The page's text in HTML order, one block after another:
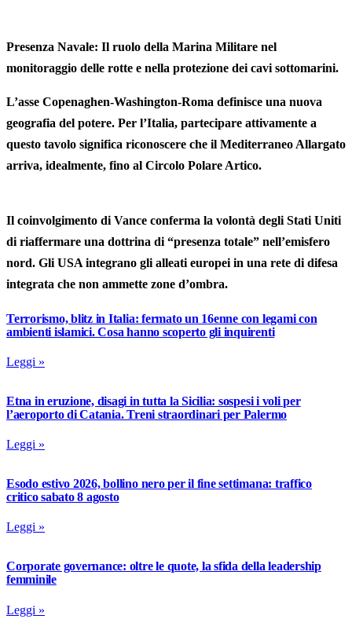
Presenza Navale: Il ruolo della Marina Militare nel
monitoraggio delle rotte e nella protezione dei cavi sottomarini.
L’asse Copenaghen-Washington-Roma definisce una nuova
geografia del potere. Per l’Italia, partecipare attivamente a
questo tavolo significa riconoscere che il Mediterraneo Allargato
arriva, idealmente, fino al Circolo Polare Artico.
Il coinvolgimento di Vance conferma la volontà degli Stati Uniti
di riaffermare una dottrina di “presenza totale” nell’emisfero
nord. Gli USA integrano gli alleati europei in una rete di difesa
integrata che non ammette zone d’ombra.
Terrorismo, blitz in Italia: fermato un 16enne con legami con
ambienti islamici. Cosa hanno scoperto gli inquirenti
Leggi »
Etna in eruzione, disagi in tutta la Sicilia: sospesi i voli per
l’aeroporto di Catania. Treni straordinari per Palermo
Leggi »
Esodo estivo 2026, bollino nero per il fine settimana: traffico
critico sabato 8 agosto
Leggi »
Corporate governance: oltre le quote, la sfida della leadership
femminile
Leggi »